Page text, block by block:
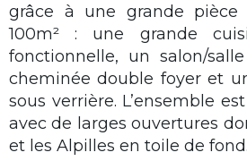
grâce à une grande pièce
100m² : une grande
fonctionnelle, un salon/
cheminée double foyer et
sous verrière. L’ensemble
avec de larges ouvertures
et les Alpilles en toile de fond.